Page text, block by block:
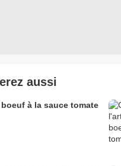
aussi
à la sauce tomate